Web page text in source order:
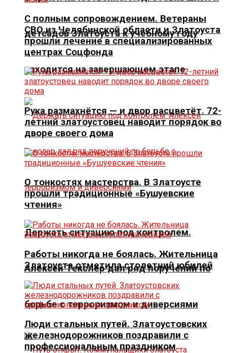
детсадов Златоуста к учебному году
находится на завершающем этапе
Держать ситуацию под контролем.
Алексей Текслер дал ряд поручений по
борьбе с терроризмом и диверсиями
С полным сопровождением. Ветераны
СВО из Челябинской области и Златоуста
прошли лечение в специализированных
центрах Соцфонда
Рука размахнётся — и двор расцветёт. 72-
летний златоустовец наводит порядок во
дворе своего дома
О тонкостях мастерства. В Златоусте
прошли традиционные «Бушуевские
чтения»
Работы никогда не боялась. Жительница
Златоуста отметила столетний юбилей
Люди стальных путей. Златоустовских
железнодорожников поздравили с
профессиональным праздником